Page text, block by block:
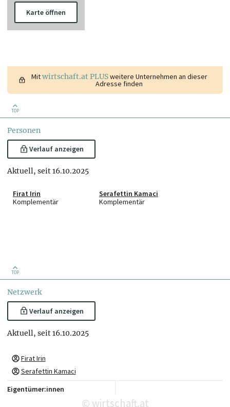
Karte öffnen
Mitwirtschaft.at PLUSweitere Unternehmen an dieser
Adresse finden
TOP
Personen
Verlauf anzeigen
Aktuell, seit 16.10.2025
Firat Irin
Komplementär
Serafettin Kamaci
Komplementär
TOP
Netzwerk
Verlauf anzeigen
Aktuell, seit 16.10.2025
Firat Irin
Serafettin Kamaci
Eigentümer:innen
© wirtschaft.at